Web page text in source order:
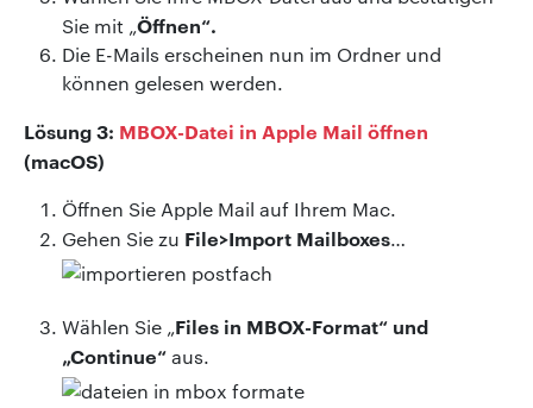
Sie mit „Öffnen“.
Die E-Mails erscheinen nun im Ordner und
können gelesen werden.
Lösung 3: MBOX-Datei in Apple Mail öffnen
(macOS)
Öffnen Sie Apple Mail auf Ihrem Mac.
Gehen Sie zu File>Import Mailboxes…
Wählen Sie „Files in MBOX-Format“ und
„Continue“aus.